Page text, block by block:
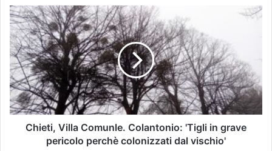
Chieti, Villa Comunle. Colantonio: 'Tigli in grave
pericolo perchè colonizzati dal vischio'